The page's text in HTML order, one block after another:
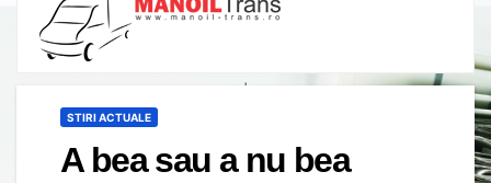
STIRI ACTUALE
A bea sau a nu bea